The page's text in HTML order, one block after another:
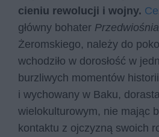
cieniu rewolucji i wojny.
główny bohater Przedwiośnia
Żeromskiego, należy do
wchodziło w dorosłość w
burzliwych momentów
i wychowany w Baku,
wielokulturowym, nie mając
kontaktu z ojczyzną swoich